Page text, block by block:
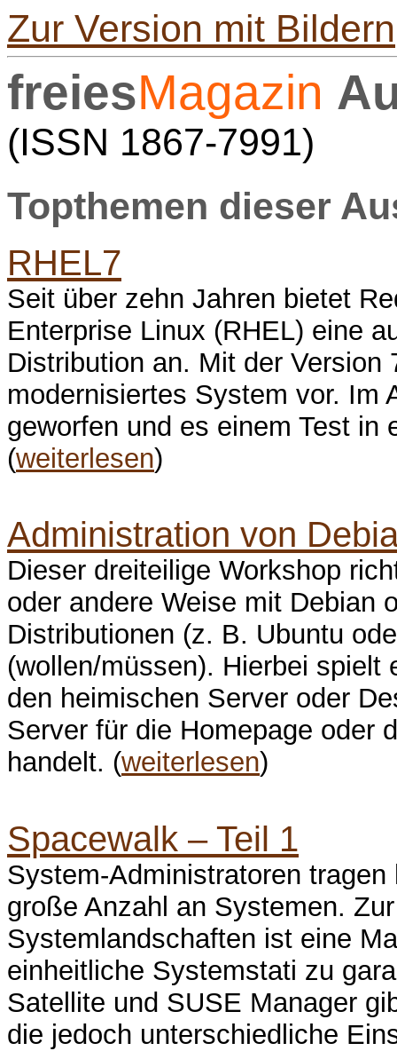
Zur Version mit Bildern
freiesMagazin
(ISSN 1867-7991)
Topthemen dieser
RHEL7
Seit über zehn Jahren bietet
Enterprise Linux (RHEL) eine
Distribution an. Mit der
modernisiertes System vor. Im
geworfen und es einem Test in
(weiterlesen)
Administration von
Dieser dreiteilige Workshop
oder andere Weise mit Debian
Distributionen (z. B. Ubuntu
(wollen/müssen). Hierbei
den heimischen Server oder
Server für die Homepage oder
handelt. (weiterlesen)
Spacewalk – Teil 1
System-Administratoren
große Anzahl an Systemen.
Systemlandschaften ist eine
einheitliche Systemstati zu
Satellite und SUSE Manager
die jedoch unterschiedliche